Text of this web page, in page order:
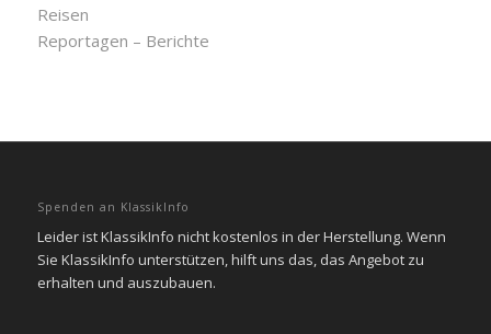
Reisen
Reportagen – Berichte
Spenden an KlassikInfo
Leider ist KlassikInfo nicht kostenlos in der Herstellung. Wenn
Sie KlassikInfo unterstützen, hilft uns das, das Angebot zu
erhalten und auszubauen.